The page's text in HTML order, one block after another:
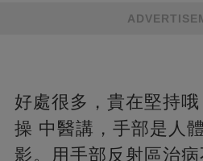
好處很多，貴在堅持
操 中醫講，手部是人
影。用手部反射區治